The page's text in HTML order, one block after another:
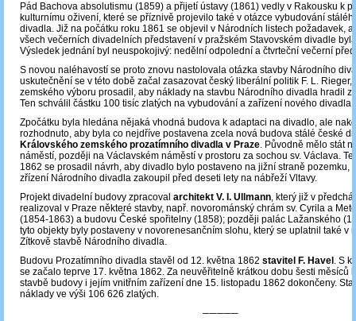
Pád Bachova absolutismu (1859) a přijetí ústavy (1861) vedly v Rakousku k
kulturnímu oživení, které se příznivě projevilo také v otázce vybudování
divadla. Již na počátku roku 1861 se objevil v Národních listech požadavek,
všech večerních divadelních představení v pražském Stavovském divadle
Výsledek jednání byl neuspokojivý: nedělní odpolední a čtvrteční večerní
S novou naléhavostí se proto znovu nastolovala otázka stavby Národního
uskutečnění se v této době začal zasazovat český liberální politik F. L. Rieger,
zemského výboru prosadil, aby náklady na stavbu Národního divadla hradil
Ten schválil částku 100 tisíc zlatých na vybudování a zařízení nového divadla.
Zpočátku byla hledána nějaká vhodná budova k adaptaci na divadlo, ale
rozhodnuto, aby byla co nejdříve postavena zcela nová budova stálé české
Královského zemského prozatímního divadla v Praze. Původně mělo stát
náměstí, později na Václavském náměstí v prostoru za sochou sv. Václava.
1862 se prosadil návrh, aby divadlo bylo postaveno na jižní straně pozemku,
zřízení Národního divadla zakoupil před deseti lety na nábřeží Vltavy.
Projekt divadelní budovy zpracoval architekt V. I. Ullmann, který již v
realizoval v Praze některé stavby, např. novorománský chrám sv. Cyrila a
(1854-1863) a budovu České spořitelny (1858); později palác Lažanského
tyto objekty byly postaveny v novorenesančním slohu, který se uplatnil také v
Zítkově stavbě Národního divadla.
Budovu Prozatímního divadla stavěl od 12. května 1862 stavitel F. Havel . S
se začalo teprve 17. května 1862. Za neuvěřitelně krátkou dobu šesti měsíců
stavbě budovy i jejím vnitřním zařízení dne 15. listopadu 1862 dokončeny.
náklady ve výši 106 626 zlatých.
─────